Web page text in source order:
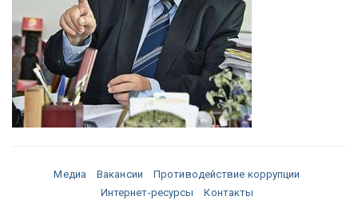
Медиа Вакансии
Противодействие коррупции
Интернет-ресурсы
Контакты